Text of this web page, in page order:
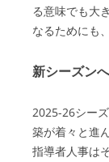
る意味でも大
なるためにも
新シーズン
2025-26シー
築が着々と進
指導者人事は